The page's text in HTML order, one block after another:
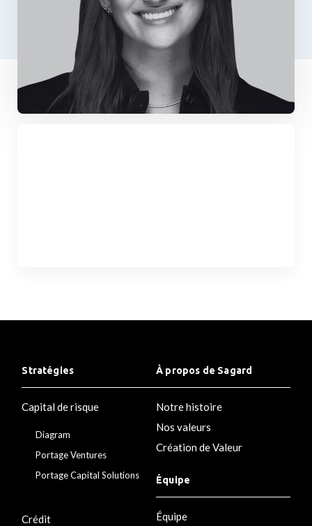
Stratégies
Capital de risque
Diagram
Portage Ventures
Portage Capital Solutions
Crédit
À propos de Sagard
Notre histoire
Nos valeurs
Création de Valeur
Équipe
Équipe